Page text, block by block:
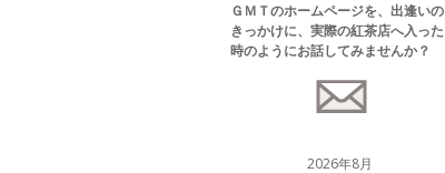
ＧＭＴのホームページを、出逢いの
きっかけに、実際の紅茶店へ入った
時のようにお話してみませんか？
2026年8月